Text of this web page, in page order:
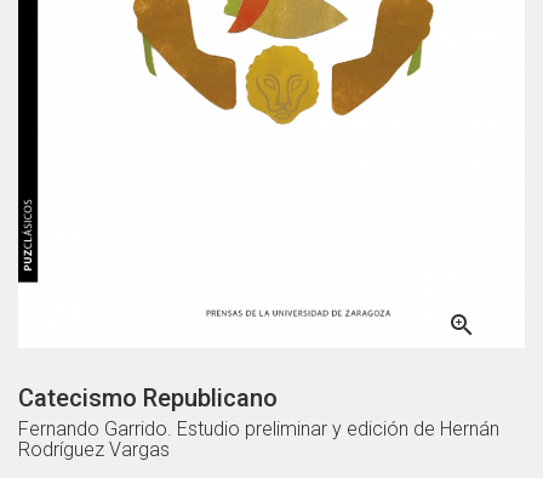

Catecismo Republicano
Fernando Garrido. Estudio preliminar y edición de Hernán
Rodríguez Vargas